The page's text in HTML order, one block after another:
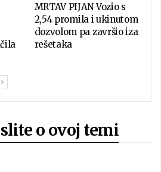
MRTAV PIJAN Vozio s
2,54 promila i ukinutom
dozvolom pa završio iza
rešetaka
o ovoj temi